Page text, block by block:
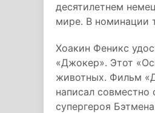
десятилетнем
мире. В номинации
Хоакин Феникс
«Джокер». Этот
животных. Фильм
написал совместно
супергероя